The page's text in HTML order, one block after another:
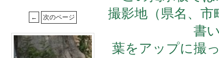
撮影地（県名、
書
葉をアップに撮